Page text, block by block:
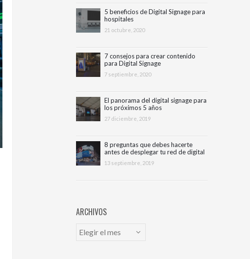
5 beneficios de Digital Signage para
hospitales
21 octubre, 2020
7 consejos para crear contenido
para Digital Signage
7 septiembre, 2020
El panorama del digital signage para
los próximos 5 años
27 diciembre, 2019
8 preguntas que debes hacerte
antes de desplegar tu red de digital
signage
13 septiembre, 2019
ARCHIVOS